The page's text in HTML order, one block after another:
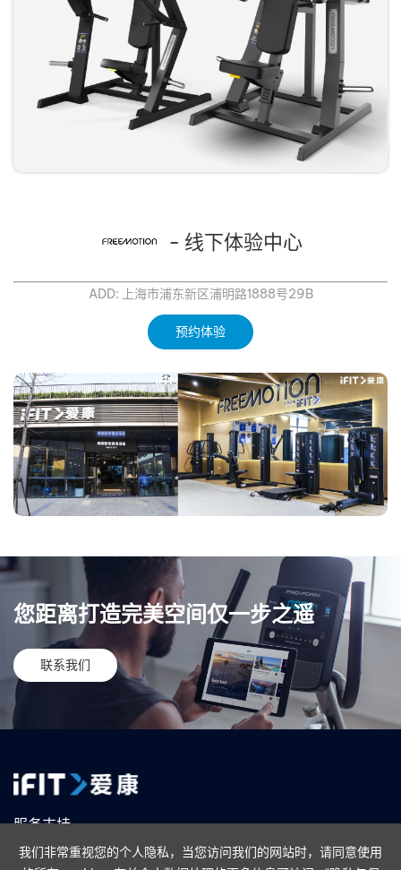
我们非常重视您的个人隐私，当您访问我们的网站时，请同意使用
- 线下体验中心
ADD: 上海市浦东新区浦明路1888号29B
预约体验
您距离打造完美空间仅一步之遥
联系我们
服务支持
售后政策 联系我们 在线购买 线下门店